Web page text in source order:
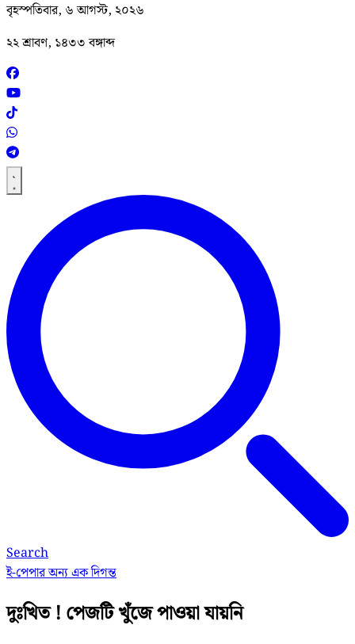
বৃহস্পতিবার, ৬ আগস্ট, ২০২৬
২২ শ্রাবণ, ১৪৩৩ বঙ্গাব্দ
Search
ই-পেপারঅন্য এক দিগন্ত
দুঃখিত ! পেজটি খুঁজে পাওয়া যায়নি